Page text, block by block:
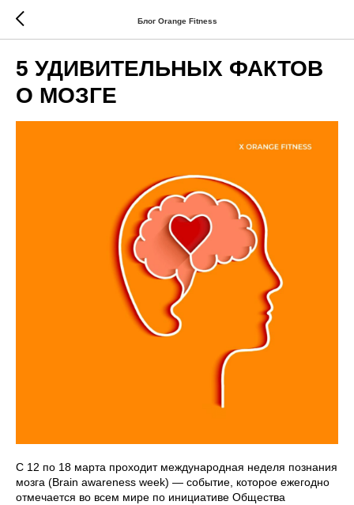
Блог Orange Fitness
5 УДИВИТЕЛЬНЫХ ФАКТОВ
О МОЗГЕ
С 12 по 18 марта проходит международная неделя познания
мозга (Brain awareness week) — событие, которое ежегодно
отмечается во всем мире по инициативе Общества